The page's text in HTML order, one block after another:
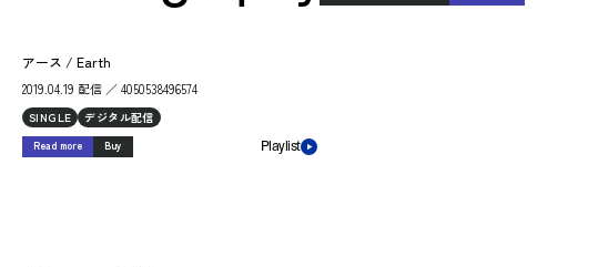
アース / Earth
2019.04.19 配信 ／ 4050538496574
SINGLE デジタル配信
Read more Buy Playlist